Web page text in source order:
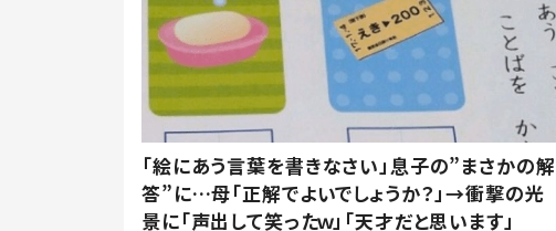
「絵にあう言葉を書きなさい」息子の”まさかの解
答”に…母「正解でよいでしょうか？」→衝撃の光
景に「声出して笑ったｗ」「天才だと思います」